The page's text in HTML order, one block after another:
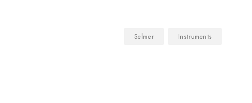
Selmer Instruments